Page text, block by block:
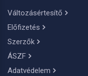
Változásértesítő
Előfizetés
Szerzők
ÁSZF
Adatvédelem